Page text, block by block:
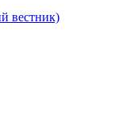
вестник)